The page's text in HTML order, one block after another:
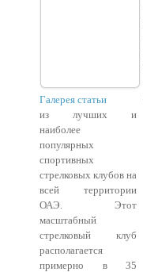
Галерея статьи
из лучших и
наиболее
популярных
спортивных
стрелковых клубов на
всей территории
ОАЭ. Этот
масштабный
стрелковый клуб
располагается
примерно в 35